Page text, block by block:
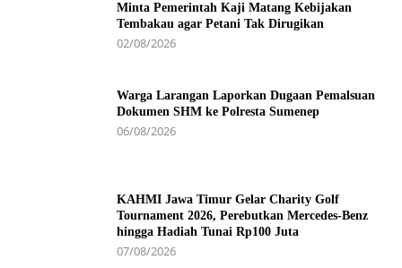
Minta Pemerintah Kaji Matang Kebijakan
Tembakau agar Petani Tak Dirugikan
02/08/2026
Warga Larangan Laporkan Dugaan Pemalsuan
Dokumen SHM ke Polresta Sumenep
06/08/2026
KAHMI Jawa Timur Gelar Charity Golf
Tournament 2026, Perebutkan Mercedes-Benz
hingga Hadiah Tunai Rp100 Juta
07/08/2026